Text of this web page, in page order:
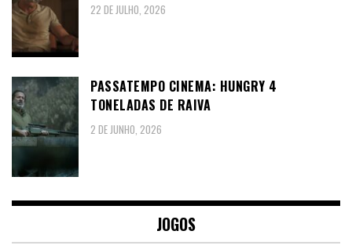
22 DE JULHO, 2026
PASSATEMPO CINEMA: HUNGRY 4
TONELADAS DE RAIVA
2 DE JUNHO, 2026
JOGOS